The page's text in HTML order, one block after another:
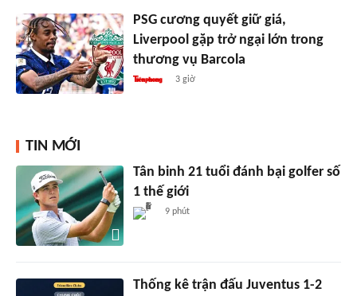
PSG cương quyết giữ giá,
Liverpool gặp trở ngại lớn trong
thương vụ Barcola
3 giờ
TIN MỚI
Tân binh 21 tuổi đánh bại golfer số
1 thế giới
9 phút
Thống kê trận đấu Juventus 1-2